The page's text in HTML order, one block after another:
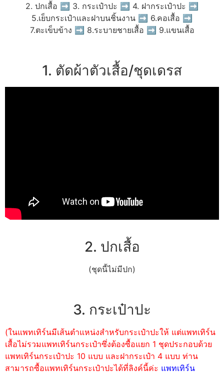
2. ปกเสื้อ ➡ 3. กระเป๋าปะ ➡ 4. ฝากระเป๋าปะ ➡
5.เย็บกระเป๋าและฝาบนชิ้นงาน ➡ 6.คอเสื้อ ➡
7.ตะเข็บข้าง ➡ 8.ระบายชายเสื้อ ➡ 9.แขนเสื้อ
1. ตัดผ้าตัวเสื้อ/ชุดเดรส
2. ปกเสื้อ
(ชุดนี้ไม่มีปก)
3. กระเป๋าปะ
(ในแพทเทิร์นมีเส้นตำแหน่งสำหรับกระเป๋าปะให้ แต่แพทเทิร์น
เสื้อไม่รวมแพทเทิร์นกระเป๋าซึ่งต้องซื้อแยก 1 ชุดประกอบด้วย
แพทเทิร์นกระเป๋าปะ 10 แบบ และฝากระเป๋า 4 แบบ ท่าน
สามารถซื้อแพทเทิร์นกระเป๋าปะได้ที่ลิงค์นี้ค่ะ แพทเทิร์น